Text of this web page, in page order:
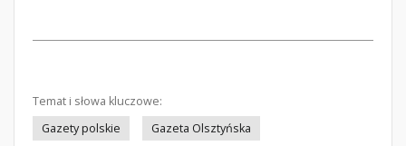
Temat i słowa kluczowe:
Gazety polskie
Gazeta Olsztyńska